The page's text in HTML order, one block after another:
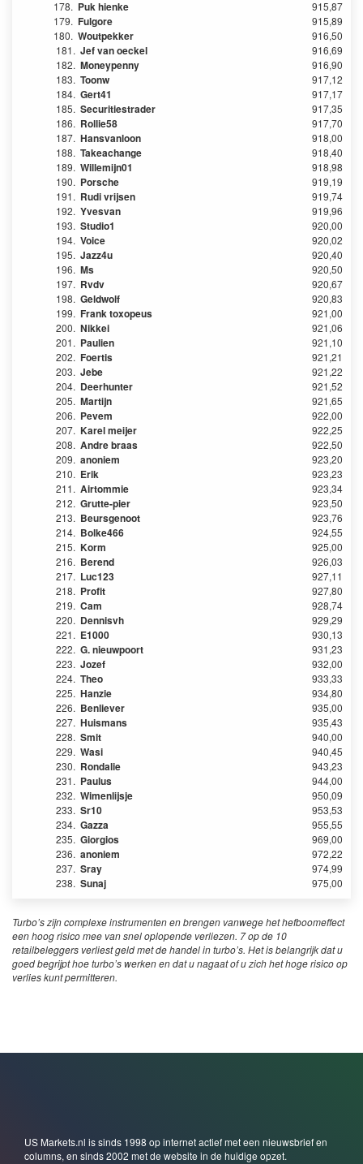
178. Puk hienke
915,87
179. Fulgore
915,89
180. Woutpekker
916,50
181. Jef van oeckel
916,69
182. Moneypenny
916,90
183. Toonw
917,12
184. Gert41
917,17
185. Securitiestrader
917,35
186. Rollie58
917,70
187. Hansvanloon
918,00
188. Takeachange
918,40
189. Willemijn01
918,98
190. Porsche
919,19
191. Rudi vrijsen
919,74
192. Yvesvan
919,96
193. Studio1
920,00
194. Voice
920,02
195. Jazz4u
920,40
196. Ms
920,50
197. Rvdv
920,67
198. Geldwolf
920,83
199. Frank toxopeus
921,00
200. Nikkei
921,06
201. Paulien
921,10
202. Foertis
921,21
203. Jebe
921,22
204. Deerhunter
921,52
205. Martijn
921,65
206. Pevem
922,00
207. Karel meijer
922,25
208. Andre braas
922,50
209. anoniem
923,20
210. Erik
923,23
211. Airtommie
923,34
212. Grutte-pier
923,50
213. Beursgenoot
923,76
214. Bolke466
924,55
215. Korm
925,00
216. Berend
926,03
217. Luc123
927,11
218. Profit
927,80
219. Cam
928,74
220. Dennisvh
929,29
221. E1000
930,13
222. G. nieuwpoort
931,23
223. Jozef
932,00
224. Theo
933,33
225. Hanzie
934,80
226. Benliever
935,00
227. Huismans
935,43
228. Smit
940,00
229. Wasi
940,45
230. Rondalie
943,23
231. Paulus
944,00
232. Wimenlijsje
950,09
233. Sr10
953,53
234. Gazza
955,55
235. Giorgios
969,00
236. anoniem
972,22
237. Sray
974,99
238. Sunaj 975,00
Turbo’s zijn complexe instrumenten en brengen vanwege het hefboomeffect
een hoog risico mee van snel oplopende verliezen. 7 op de 10
retailbeleggers verliest geld met de handel in turbo’s. Het is belangrijk dat u
goed begrijpt hoe turbo’s werken en dat u nagaat of u zich het hoge risico op
verlies kunt permitteren.
US Markets.nl is sinds 1998 op internet actief met een nieuwsbrief en
columns, en sinds 2002 met de website in de huidige opzet.